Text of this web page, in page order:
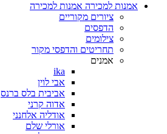
אמנות למכירה אמנות למכירה
ציורים מקוריים
הדפסים
צילומים
תחריטים והדפסי מקור
אמנים
ika
אבי לוין
אביבית בלס ברנס
אדוה קרני
אודליה אלחנני
אורלי שלם